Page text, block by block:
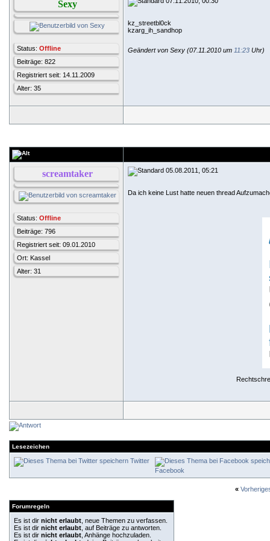
Sexy
Status: Offline
Beiträge: 822
Registriert seit: 14.11.2009
Alter: 35
kz_streetbl0ck
kzarg_ih_sandhop
Geändert von Sexy (07.11.2010 um 11:23 Uhr)
screamtaker
Status: Offline
Beiträge: 796
Registriert seit: 09.01.2010
Ort: Kassel
Alter: 31
05.08.2011, 05:21
Da ich keine Lust hatte neuen thread
Lesezeichen
Twitter
Facebook
«
Forumregeln
Es ist dir nicht erlaubt , neue Themen zu verfassen.
Es ist dir nicht erlaubt , auf Beiträge zu antworten.
Es ist dir nicht erlaubt , Anhänge hochzuladen.